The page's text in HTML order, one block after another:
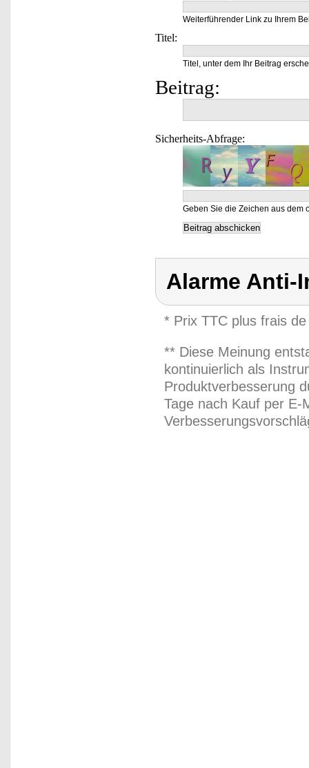
Weiterführender Link zu Ihrem
Titel:
Titel, unter dem Ihr Beitrag
Beitrag:
Sicherheits-Abfrage:
Geben Sie die Zeichen aus dem
Alarme Anti-
* Prix TTC plus frais
** Diese Meinung
kontinuierlich als
Produktverbesserung
Tage nach Kauf per E-